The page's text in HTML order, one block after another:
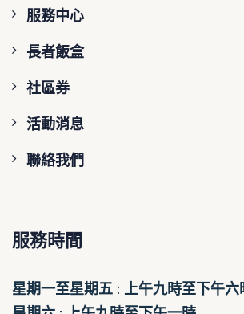
服務中心
長者飯盒
社區券
活動消息
聯絡我們
服務時間
星期一至星期五 : 上午九時至下午六